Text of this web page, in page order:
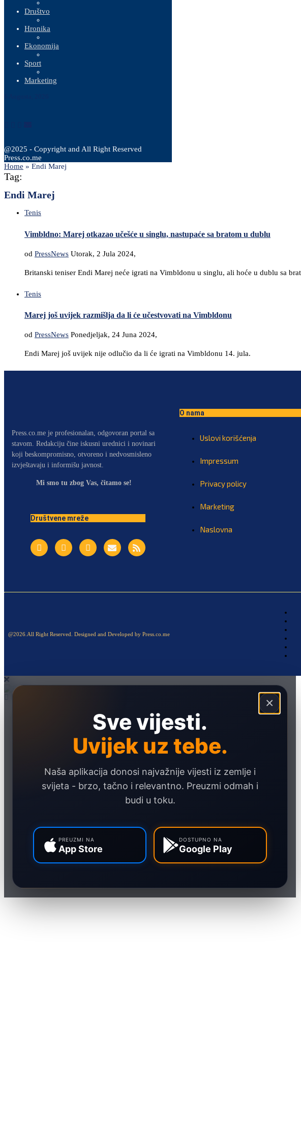
Društvo
Hronika
Ekonomija
Sport
Marketing
@2025 - Copyright and All Right Reserved
Press.co.me
Home » Endi Marej
Tag:
Endi Marej
Tenis
Vimbldno: Marej otkazao učešće u singlu, nastupaće sa bratom u dublu
od PressNews Utorak, 2 Jula 2024,
Britanski teniser Endi Marej neće igrati na Vimbldonu u singlu, ali hoće u dublu sa
Tenis
Marej još uvijek razmišlja da li će učestvovati na Vimbldonu
od PressNews Ponedjeljak, 24 Juna 2024,
Endi Marej još uvijek nije odlučio da li će igrati na Vimbldonu 14. jula.
Press.co.me je profesionalan, odgovoran portal sa
stavom. Redakciju čine iskusni urednici i novinari
koji beskompromisno, otvoreno i nedvosmisleno
izvještavaju i informišu javnost.
Mi smo tu zbog Vas, čitamo se!
Društvene mreže
O nama
Uslovi korišćenja
Impressum
Privacy policy
Marketing
Naslovna
@2026.All Right Reserved. Designed and Developed by Press.co.me
×
Sve vijesti.
Uvijek uz tebe.
Naša aplikacija donosi najvažnije vijesti iz zemlje i
svijeta - brzo, tačno i relevantno. Preuzmi odmah i
budi u toku.
PREUZMI NA
App Store
DOSTUPNO NA
Google Play
Ekonomija